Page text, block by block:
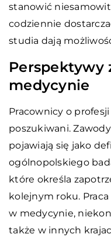
stanowić
codziennie
studia dają
Perspektywy
medycynie
Pracownicy o
poszukiwani.
pojawiają się jako
ogólnopolskiego
które określa
kolejnym roku.
w medycynie,
także w innych